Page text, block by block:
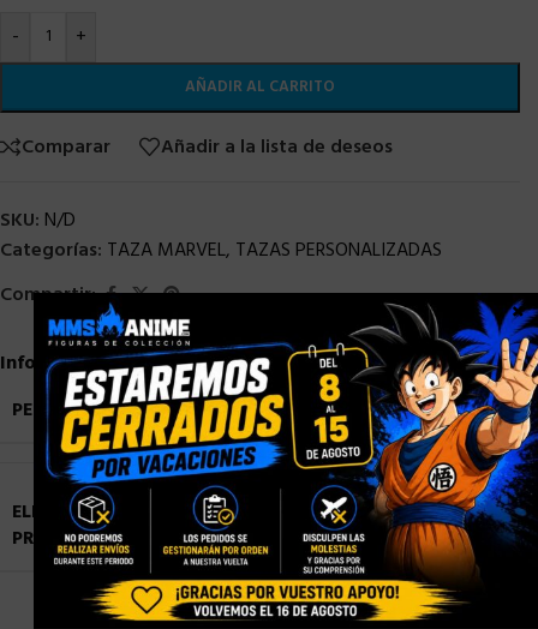
- +
AÑADIR AL CARRITO
Comparar Añadir a la lista de deseos
SKU: N/D
Categorías: TAZA MARVEL, TAZAS PERSONALIZADAS
Compartir:
Información adicional
PESO
0,9 kg
ELIGE TU
PRESENTACIÓN
Blister Personalizado, Caja con Ventana
Personalizada ,Caja Normal sin Ventana
×